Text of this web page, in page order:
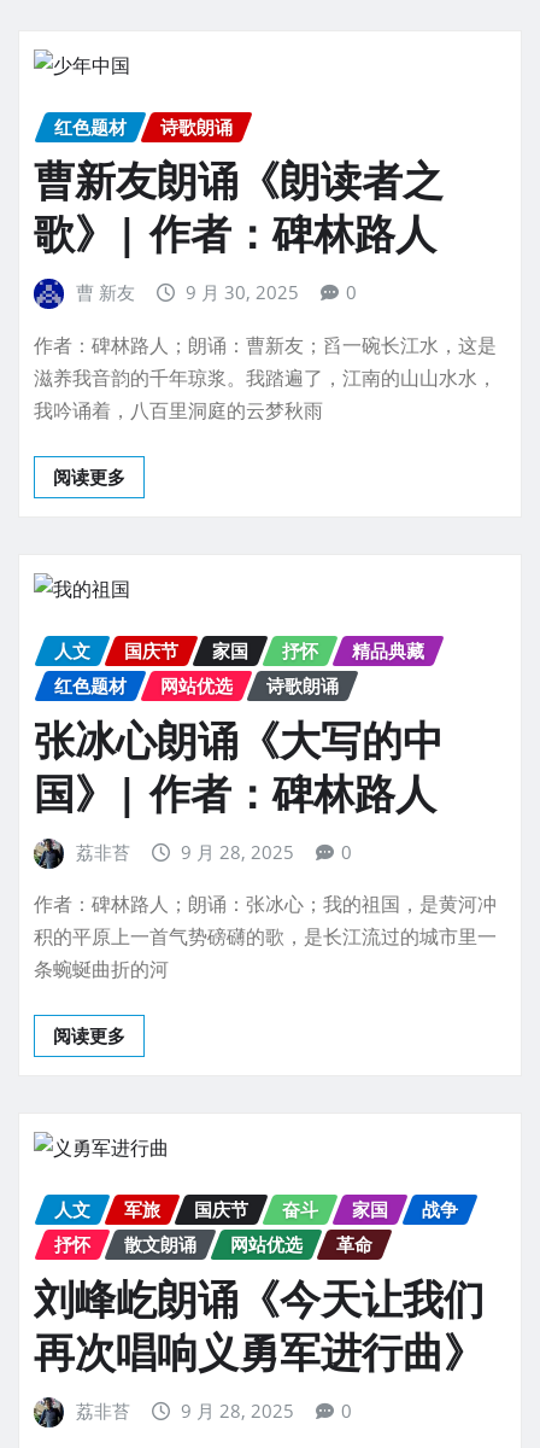
红色题材 诗歌朗诵
曹新友朗诵《朗读者之
歌》| 作者：碑林路人
曹 新友 9 月 30, 2025 0
作者：碑林路人；朗诵：曹新友；舀一碗长江水，这是
滋养我音韵的千年琼浆。我踏遍了，江南的山山水水，
我吟诵着，八百里洞庭的云梦秋雨
阅读更多
人文 国庆节 家国 抒怀
精品典藏
红色题材
网站优选 诗歌朗诵
张冰心朗诵《大写的中
国》| 作者：碑林路人
荔非苔 9 月 28, 2025 0
作者：碑林路人；朗诵：张冰心；我的祖国，是黄河冲
积的平原上一首气势磅礴的歌，是长江流过的城市里一
条蜿蜒曲折的河
阅读更多
人文 军旅 国庆节 奋斗 家国
战争
抒怀
散文朗诵 网站优选 革命
刘峰屹朗诵《今天让我们
再次唱响义勇军进行曲》
荔非苔 9 月 28, 2025 0